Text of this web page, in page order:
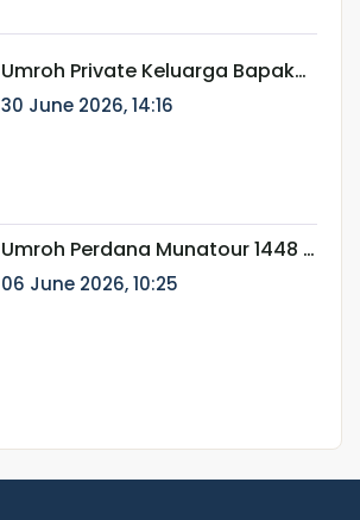
Umroh Private Keluarga Bapak
Ainur Rifki: Perjalanan Ibadah
Eksklusif Bersama Munatour
30 June 2026, 14:16
Umroh Perdana Munatour 1448 H
Resmi Berangkat, Dilepas oleh
Dirut Munatour
06 June 2026, 10:25